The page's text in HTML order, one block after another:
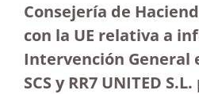
Consejería de
con la UE relativa a
Intervención General
SCS y RR7 UNITED